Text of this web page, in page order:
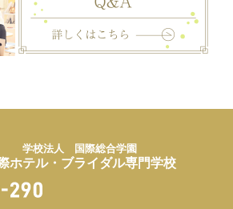
学校法人 国際総合学園
ホテル・ブライダル専門学校